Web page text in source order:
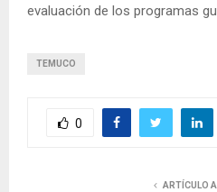
evaluación de los programas
TEMUCO
0
ARTÍCULO